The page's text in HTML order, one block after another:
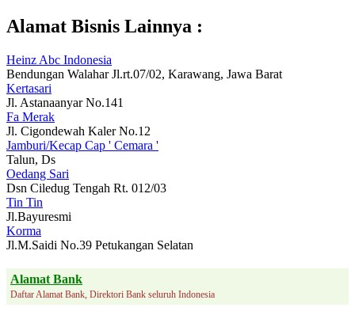
Alamat Bisnis Lainnya :
Heinz Abc Indonesia
Bendungan Walahar Jl.rt.07/02, Karawang, Jawa Barat
Kertasari
Jl. Astanaanyar No.141
Fa Merak
Jl. Cigondewah Kaler No.12
Jamburi/Kecap Cap ' Cemara '
Talun, Ds
Oedang Sari
Dsn Ciledug Tengah Rt. 012/03
Tin Tin
Jl.Bayuresmi
Korma
Jl.M.Saidi No.39 Petukangan Selatan
Alamat Bank
Daftar Alamat Bank, Direktori Bank seluruh Indonesia